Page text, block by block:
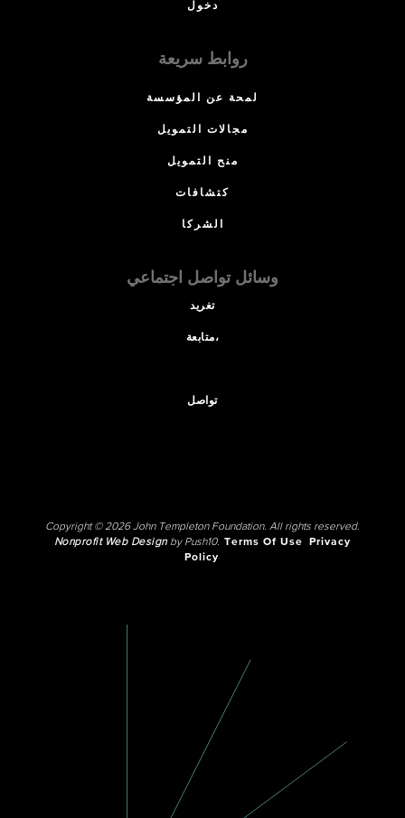
دخول
روابط سريعة
لمحة عن المؤسسة
مجالات التمويل
منح التمويل
كتشافات
الشركا
وسائل تواصل اجتماعي
تغريد
متابعة،
تواصل
Copyright © 2026 John Templeton Foundation. All rights reserved.
Nonprofit Web Designby Push10. Terms Of Use
Privacy
Policy